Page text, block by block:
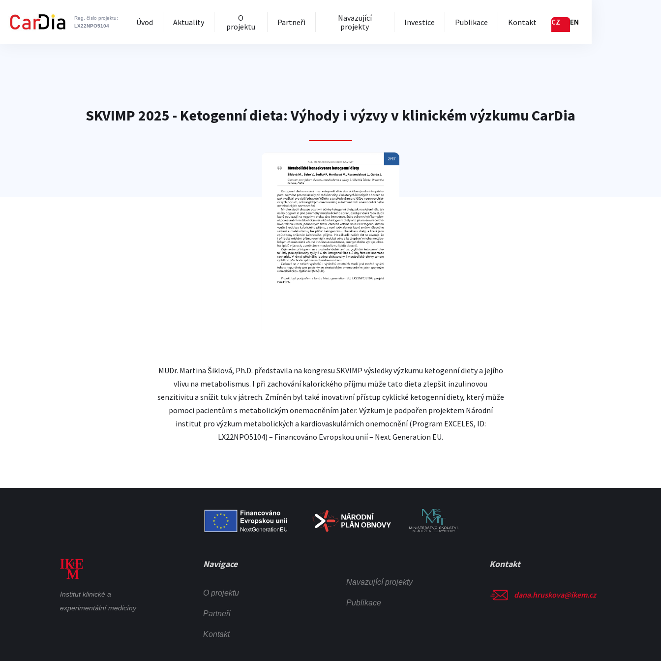
Reg. číslo projektu:
LX22NPO5104
Úvod Aktuality
O
projektu
Partneři
Navazující
projekty
Investice Publikace Kontakt CZ EN
SKVIMP 2025 - Ketogenní dieta: Výhody i výzvy v klinickém výzkumu CarDia
MUDr. Martina Šiklová, Ph.D. představila na kongresu SKVIMP výsledky výzkumu ketogenní diety a jejího
vlivu na metabolismus. I při zachování kalorického příjmu může tato dieta zlepšit inzulinovou
senzitivitu a snížit tuk v játrech. Zmíněn byl také inovativní přístup cyklické ketogenní diety, který může
pomoci pacientům s metabolickým onemocněním jater. Výzkum je podpořen projektem Národní
institut pro výzkum metabolických a kardiovaskulárních onemocnění (Program EXCELES, ID:
LX22NPO5104) – Financováno Evropskou unií – Next Generation EU.
Institut klinické a
experimentální medicíny
Navigace
O projektu
Partneři
Kontakt
Navazující projekty
Publikace
Kontakt
dana.hruskova@ikem.cz